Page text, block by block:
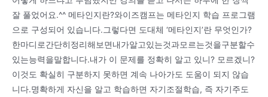
잘 풀었어요.^^ 메타인지란?와이즈캠프는 메타인지 학습 프로그램
으로 구성되어 있습니다.그렇다면 도대체 ‘메타인지’란 무엇인가?
한마디로간단히정리해보면내가알고있는것과모르는것을구분할수
있는능력을말합니다.내가 이 문제를 정확히 알고 있니? 모르겠니?
이것도 확실히 구분하지 못하면 계속 나아가도 도움이 되지 않습
니다.명확하게 자신을 알고 학습하면 자기조절학습, 즉 자기주도